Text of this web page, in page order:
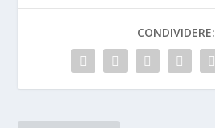
CONDIVIDERE: